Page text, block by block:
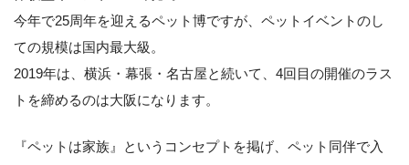
今年で25周年を迎えるペット博ですが、ペットイベントのし
ての規模は国内最大級。
2019年は、横浜・幕張・名古屋と続いて、4回目の開催のラス
トを締めるのは大阪になります。
『ペットは家族』というコンセプトを掲げ、ペット同伴で入